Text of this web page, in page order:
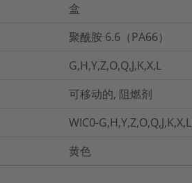
盒
聚酰胺 6.6（PA66）
G,H,Y,Z,O,Q,J,K,X,L
可移动的, 阻燃剂
WIC0-G,H,Y,Z,O,Q,J,K,X,L
黄色